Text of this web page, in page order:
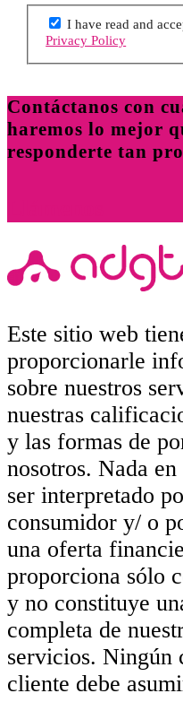
I have read and
Privacy Policy
Contáctanos con
haremos lo mejor
responderte tan
Este sitio web
proporcionarle
sobre nuestros
nuestras
y las formas de
nosotros. Nada
ser interpretado
consumidor y/ o
una oferta
proporciona sólo
y no constituye
completa de
servicios. Ningún
cliente debe